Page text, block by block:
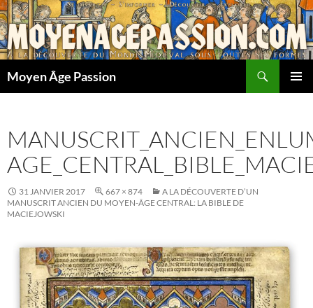
Aller
au
contenu
Moyen Âge Passion
31 JANVIER 2017 667 × 874
A LA DÉCOUVERTE D’UN
MANUSCRIT ANCIEN DU MOYEN-ÂGE CENTRAL: LA BIBLE DE
MACIEJOWSKI